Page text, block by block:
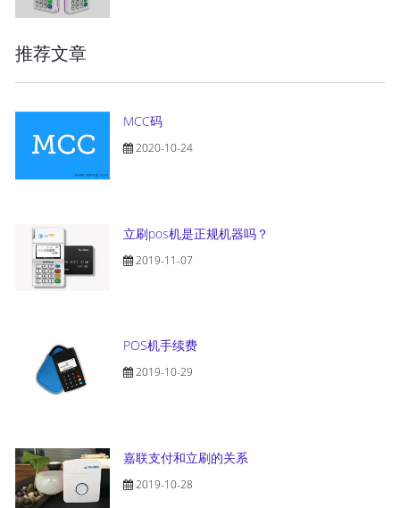
推荐文章
MCC码
2020-10-24
立刷pos机是正规机器吗？
2019-11-07
POS机手续费
2019-10-29
嘉联支付和立刷的关系
2019-10-28